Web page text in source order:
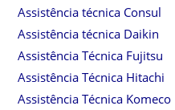
Assistência técnica Consul
Assistência técnica Daikin
Assistência Técnica Fujitsu
Assistência Técnica Hitachi
Assistência Técnica Komeco